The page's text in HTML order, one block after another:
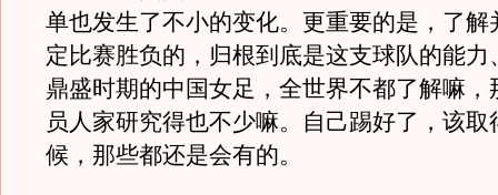
单也发生了不小的变化。更重要的是，了解
定比赛胜负的，归根到底是这支球队的能力
鼎盛时期的中国女足，全世界不都了解嘛，
员人家研究得也不少嘛。自己踢好了，该取
候，那些都还是会有的。